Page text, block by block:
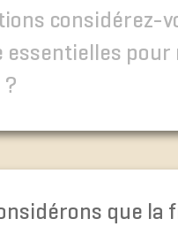
considérez-
essentielles pour
?
que la